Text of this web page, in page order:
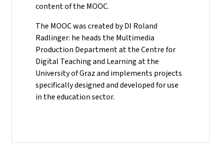
content of the MOOC.
The MOOC was created by DI Roland
Radlinger: he heads the Multimedia
Production Department at the Centre for
Digital Teaching and Learning at the
University of Graz and implements projects
specifically designed and developed for use
in the education sector.